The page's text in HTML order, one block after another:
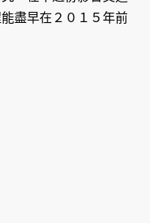
盡早在２０１５年前